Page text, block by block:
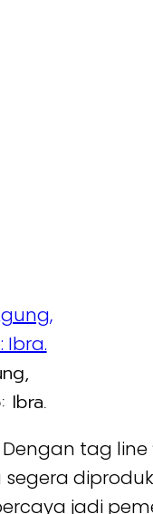
Ibra.
tag
jadi